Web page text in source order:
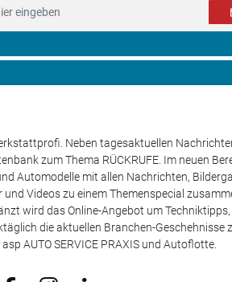
Neben tagesaktuellen
zum Thema RÜCKRUFE. Im neuen
Automodelle mit allen Nachrichten,
Videos zu einem Themenspecial
wird das Online-Angebot um
die aktuellen Branchen-Geschehnisse
AUTO SERVICE PRAXIS und Autoflotte.